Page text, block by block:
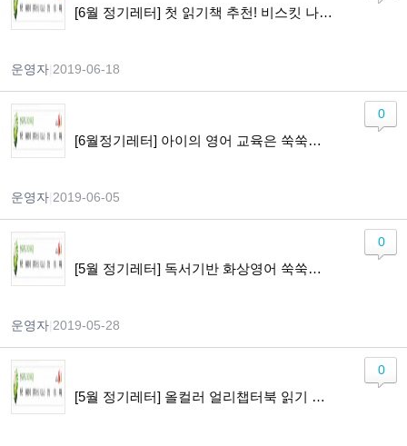
[6월 정기레터] 첫 읽기책 추천! 비스킷 나를따르라 6/25 시작!
운영자 2019-06-18
[6월정기레터] 아이의 영어 교육은 쑥쑥닷컴과 함께 하세요! 문장연습SP / 영어유치원2파닉스과정 / 말하기를 위한 화상영어 모집중
운영자 2019-06-05
0
[5월 정기레터] 독서기반 화상영어 쑥쑥톡 할인받고, 아이의 말문을 톡톡 열어주세요.
운영자 2019-05-28
0
[5월 정기레터] 올컬러 얼리챕터북 읽기 나를따르라 모집중 / 빵굽는 포포아저씨 무료 초대
0